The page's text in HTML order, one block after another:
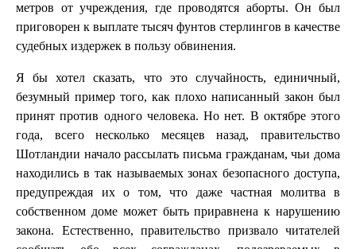
метров от учреждения, где проводятся аборты. Он был
приговорен к выплате тысяч фунтов стерлингов в качестве
судебных издержек в пользу обвинения.
Я бы хотел сказать, что это случайность, единичный,
безумный пример того, как плохо написанный закон был
принят против одного человека. Но нет. В октябре этого
года, всего несколько месяцев назад, правительство
Шотландии начало рассылать письма гражданам, чьи дома
находились в так называемых зонах безопасного доступа,
предупреждая их о том, что даже частная молитва в
собственном доме может быть приравнена к нарушению
закона. Естественно, правительство призвало читателей